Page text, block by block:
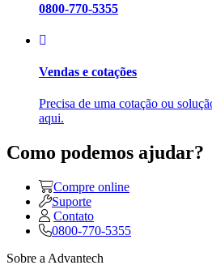
0800-770-5355
Vendas e cotações
Precisa de uma cotação ou
aqui.
Como podemos ajudar?
Compre online
Suporte
Contato
0800-770-5355
Sobre a Advantech